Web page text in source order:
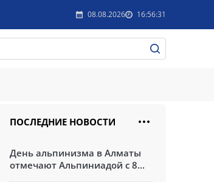
08.08.2026 16:56:31
ПОСЛЕДНИЕ НОВОСТИ
День альпинизма в Алматы
отмечают Альпиниадой с 8...